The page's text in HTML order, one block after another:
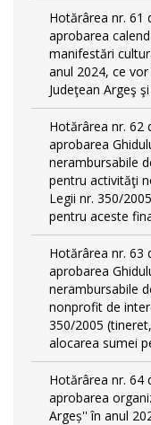
Hotărârea nr. 61
aprobarea
manifestări
anul 2024, ce
Judeţean Argeş
Hotărârea nr. 62
aprobarea
nerambursabile
pentru activităţi
Legii nr. 350/
pentru aceste
Hotărârea nr. 63
aprobarea
nerambursabile
nonprofit de
350/2005
alocarea sumei
Hotărârea nr. 64
aprobarea
Argeș'' în anul